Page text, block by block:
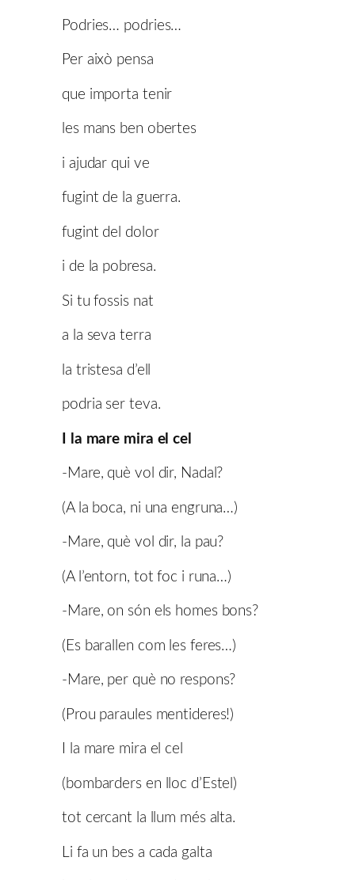
Podries… podries…
Per això pensa
que importa tenir
les mans ben obertes
i ajudar qui ve
fugint de la guerra.
fugint del dolor
i de la pobresa.
Si tu fossis nat
a la seva terra
la tristesa d’ell
podria ser teva.
I la mare mira el cel
-Mare, què vol dir, Nadal?
(A la boca, ni una engruna…)
-Mare, què vol dir, la pau?
(A l’entorn, tot foc i runa…)
-Mare, on són els homes bons?
(Es barallen com les feres…)
-Mare, per què no respons?
(Prou paraules mentideres!)
I la mare mira el cel
(bombarders en lloc d’Estel)
tot cercant la llum més alta.
Li fa un bes a cada galta